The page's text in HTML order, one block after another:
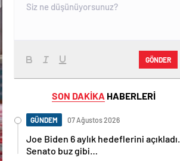
GÖNDER
SON DAKİKA HABERLERİ
GÜNDEM 07 Ağustos 2026
Joe Biden 6 aylık hedeflerini açıkladı.
Senato buz gibi…